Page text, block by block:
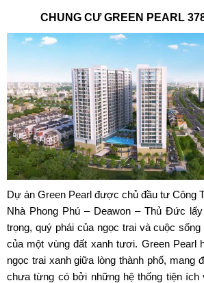
CHUNG CƯ GREEN PEARL
Dự án Green Pearl được chủ đầu tư Công
Nhà Phong Phú – Deawon – Thủ Đức
trọng, quý phái của ngọc trai và cuộc
của một vùng đất xanh tươi. Green Pearl
ngọc trai xanh giữa lòng thành phố, mang
chưa từng có bởi những hệ thống tiện ích